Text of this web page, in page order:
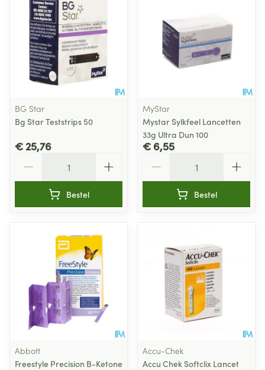
BG Star
Bg Star Teststrips 50
€ 25,76
Bestel
MyStar
Mystar Sylkfeel Lancetten
33g Ultra Dun 100
€ 6,55
Bestel
Abbott
Freestyle Precision B-Ketone
Accu-Chek
Accu Chek Softclix Lancet